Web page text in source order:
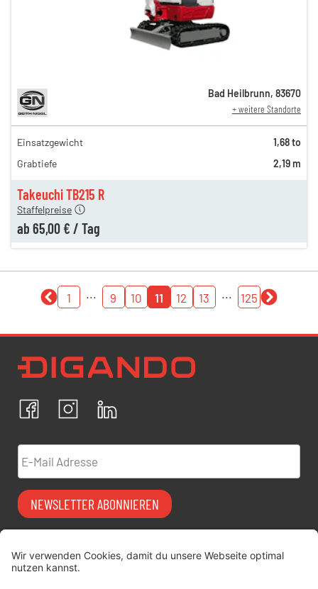
Takeuchi TB215 R
105,00 €
85,00 €
Staffelpreise
ab 65,00 € / Tag
Bad Heilbrunn, 83670
+ weitere Standorte
Einsatzgewicht
1,68 to
Grabtiefe
2,19 m
1 ... 9 10 11 12 13 ... 125
FacebookInstagram
Ich bestätige, dass ich die
Datenschutzrichtlinien
personenbezogenen Daten einverstanden.
E-Mail Adresse
NEWSLETTER ABONNIEREN
Vermiet-Partner
FAQ